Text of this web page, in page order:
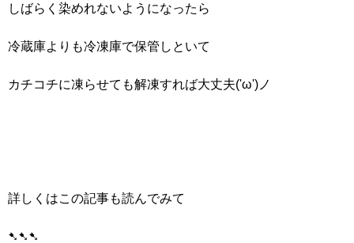
しばらく染めれないようになったら
冷蔵庫よりも冷凍庫で保管しといて
カチコチに凍らせても解凍すれば大丈夫('ω')ノ
詳しくはこの記事も読んでみて
➷➷➷